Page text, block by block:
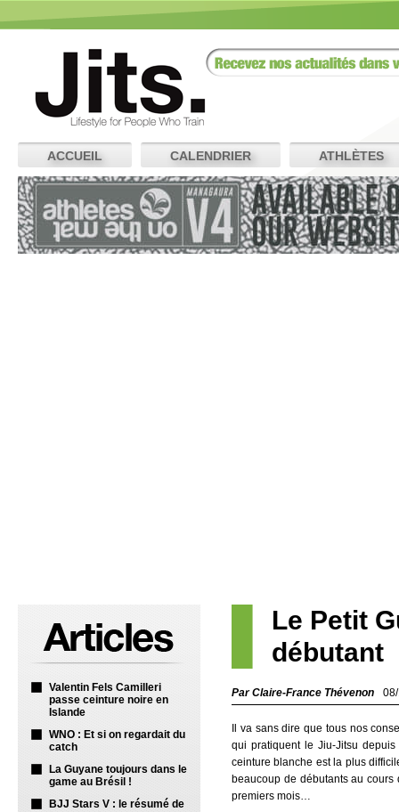
ACCUEIL CALENDRIER ATHLÈTES
Valentin Fels Camilleri
passe ceinture noire en
Islande
WNO : Et si on regardait du
catch
La Guyane toujours dans le
game au Brésil !
BJJ Stars V : le résumé de
Le Petit
débutant
Par Claire-France Thévenon
Il va sans dire que tous nos
qui pratiquent le Jiu-Jitsu
ceinture blanche est la plus
beaucoup de débutants au
premiers mois…